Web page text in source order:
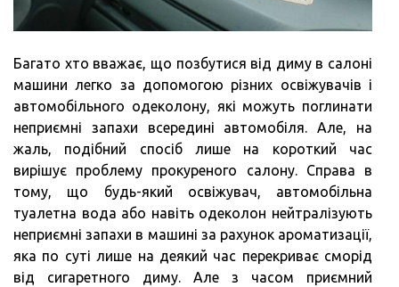
Багато хто вважає, що позбутися від диму в салоні
машини легко за допомогою різних освіжувачів і
автомобільного одеколону, які можуть поглинати
неприємні запахи всередині автомобіля. Але, на
жаль, подібний спосіб лише на короткий час
вирішує проблему прокуреного салону. Справа в
тому, що будь-який освіжувач, автомобільна
туалетна вода або навіть одеколон нейтралізують
неприємні запахи в машині за рахунок ароматизації,
яка по суті лише на деякий час перекриває сморід
від сигаретного диму. Але з часом приємний